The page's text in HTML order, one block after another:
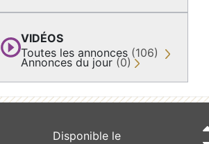
VIDÉOS
Toutes les annonces (106)
Annonces du jour (0)